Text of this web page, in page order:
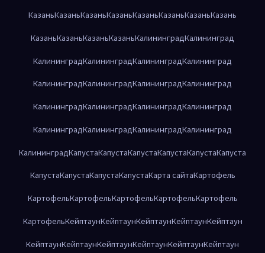
КазаньКазаньКазаньКазаньКазаньКазаньКазаньКазань
КазаньКазаньКазаньКазаньКалининградКалининград
КалининградКалининградКалининградКалининград
КалининградКалининградКалининградКалининград
КалининградКалининградКалининградКалининград
КалининградКалининградКалининградКалининград
КалининградКапустаКапустаКапустаКапустаКапустаКапуста
КапустаКапустаКапустаКапустаКарта сайтаКартофель
КартофельКартофельКартофельКартофельКартофель
КартофельКейптаунКейптаунКейптаунКейптаунКейптаун
КейптаунКейптаунКейптаунКейптаунКейптаунКейптаун